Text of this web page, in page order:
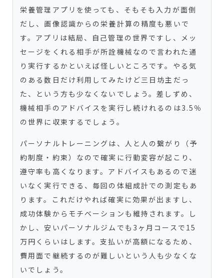
栄養管理アプリを使っても、そもそも入力が面倒
だし、画像認識からの栄養計算の精度も悪いで
す。アプリは結局、自己管理の世界ですし、メッ
セージをくれる相手が所詮機械なので言われた通
り実行するかといえば怪しいところです。やる気
のある数日だけ利用してみたけど三日坊主だっ
た、という方も少なくないでしょう。差しずめ、
機械相手のアドバイスを実行し続けれるのは3.5％
の世界に収束するでしょう。
パーソナルトレーニングは、人と人の繋がり（予
約制度・約束）なので確実に行動変容が起こり、
遵守率も高くなります。アドバイスもあるので迷
いなく実行できる、毎回の体組成計での測定もあ
ります。これだけやれば確実に効果が出ますし、
成功体験からモチベーションも維持されます。し
かし、安いパーソナルジムでも3ヶ月コースで15
万円くらいはします。支払いが高額になるため、
費用面で継続するのが難しいという人も少なくな
いでしょう。